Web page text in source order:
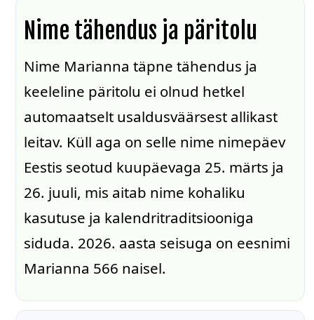
Nime tähendus ja päritolu
Nime Marianna täpne tähendus ja
keeleline päritolu ei olnud hetkel
automaatselt usaldusväärsest allikast
leitav. Küll aga on selle nime nimepäev
Eestis seotud kuupäevaga 25. märts ja
26. juuli, mis aitab nime kohaliku
kasutuse ja kalendritraditsiooniga
siduda. 2026. aasta seisuga on eesnimi
Marianna 566 naisel.